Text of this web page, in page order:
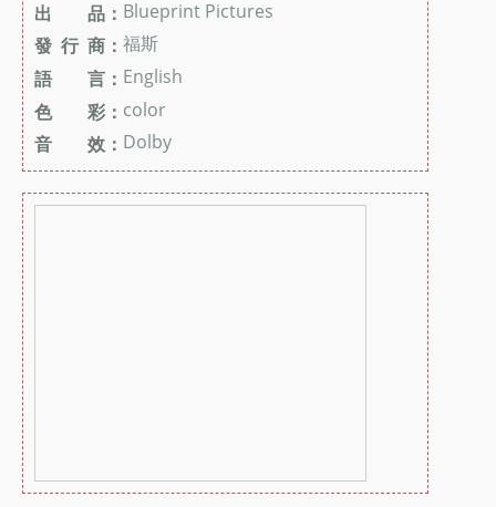
出 品： Blueprint Pictures
發 行 商： 福斯
語 言： English
色 彩： color
音 效： Dolby